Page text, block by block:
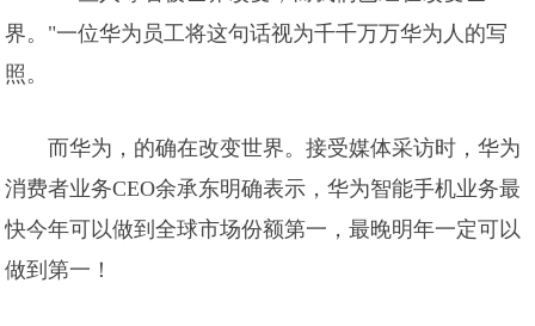
界。"一位华为员工将这句话视为千千万万华为人的写
照。
而华为，的确在改变世界。接受媒体采访时，华为
消费者业务CEO余承东明确表示，华为智能手机业务最
快今年可以做到全球市场份额第一，最晚明年一定可以
做到第一！